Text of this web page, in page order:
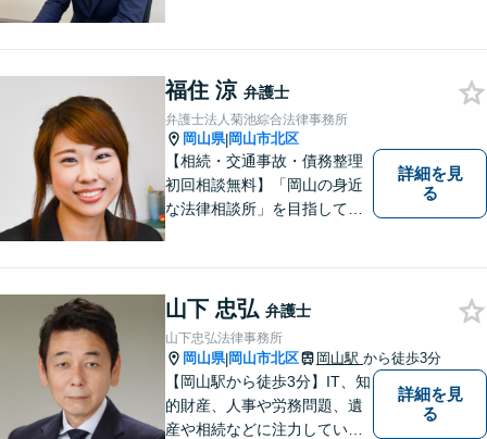
福住 涼 弁護士
弁護士法人菊池綜合法律事務所
岡山県|岡山市北区
【相続・交通事故・債務整理
初回相談無料】「岡山の身近
な法律相談所」を目指してい
んなささいなことでも構いま
せん。お気軽にご相談くださ
い。【土曜日も受付可能】
【専用駐車場あり】
詳細を見
る
山下 忠弘 弁護士
山下忠弘法律事務所
岡山県|岡山市北区 岡山駅 から徒歩3分
【岡山駅から徒歩3分】IT、知
的財産、人事や労務問題、遺
産や相続などに注力していま
詳細を見
る